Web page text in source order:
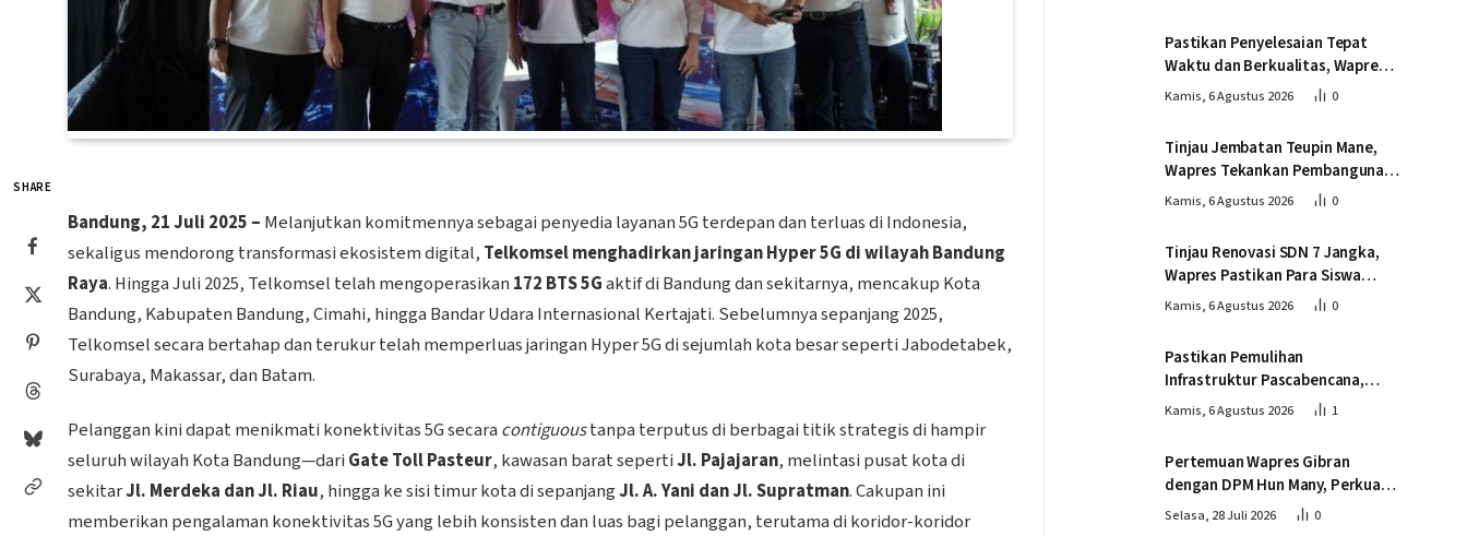
SHARE
Bandung, 21 Juli 2025 – Melanjutkan komitmennya sebagai penyedia layanan 5G terdepan dan terluas di Indonesia,
sekaligus mendorong transformasi ekosistem digital, Telkomsel menghadirkan jaringan Hyper 5G di wilayah Bandung
Raya. Hingga Juli 2025, Telkomsel telah mengoperasikan 172 BTS 5Gaktif di Bandung dan sekitarnya, mencakup Kota
Bandung, Kabupaten Bandung, Cimahi, hingga Bandar Udara Internasional Kertajati. Sebelumnya sepanjang 2025,
Telkomsel secara bertahap dan terukur telah memperluas jaringan Hyper 5G di sejumlah kota besar seperti Jabodetabek,
Surabaya, Makassar, dan Batam.
Pelanggan kini dapat menikmati konektivitas 5G secara contiguoustanpa terputus di berbagai titik strategis di hampir
seluruh wilayah Kota Bandung—dari Gate Toll Pasteur, kawasan barat sepertiJl. Pajajaran, melintasi pusat kota di
sekitarJl. Merdeka dan Jl. Riau, hingga ke sisi timur kota di sepanjangJl. A. Yani dan Jl. Supratman. Cakupan ini
memberikan pengalaman konektivitas 5G yang lebih konsisten dan luas bagi pelanggan, terutama di koridor-koridor
Pastikan Penyelesaian Tepat
Waktu dan Berkualitas, Wapres
Tinjau Pembangunan Jembatan
Kamis, 6 Agustus 2026 0
Tinjau Jembatan Teupin Mane,
Wapres Tekankan Pembangunan
Infrastruktur Berjalan Tepat
Kamis, 6 Agustus 2026 0
Tinjau Renovasi SDN 7 Jangka,
Wapres Pastikan Para Siswa
Kembali Belajar dengan Layak
Kamis, 6 Agustus 2026 0
Pastikan Pemulihan
Infrastruktur Pascabencana,
Wapres Tinjau Progres
Kamis, 6 Agustus 2026 1
Pertemuan Wapres Gibran
dengan DPM Hun Many, Perkuat
Kemitraan Strategis Indonesia –
Selasa, 28 Juli 2026 0